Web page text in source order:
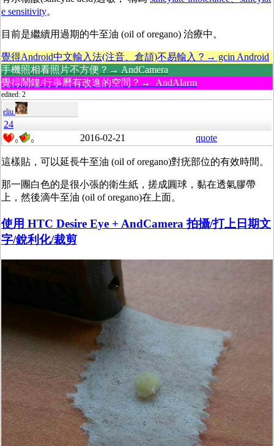
e sensitivity。
目前是繼續用過期的牛至油 (oil of oregano) 治療中。
覺得Android中文輸入法(注音、倉頡)不易輸入？→ gcin Android
手機照相看照片不方便？→ AndCamera
覺得鬧鐘/行事曆有改進的空間？→ AndAlarm
edited: 2
eliu
24
0 0 2016-02-21 quote
這樣貼，可以延長牛至油 (oil of oregano)對疣部位的有效時間。
那一團白色的是很小張的衛生紙，搓成圓球，黏在透氣膠帶
上，然後滴牛至油 (oil of oregano)在上面。
使用 HTC Desire Eye + AndCamera 拍攝/打上日期文
字/銳利化/裁剪